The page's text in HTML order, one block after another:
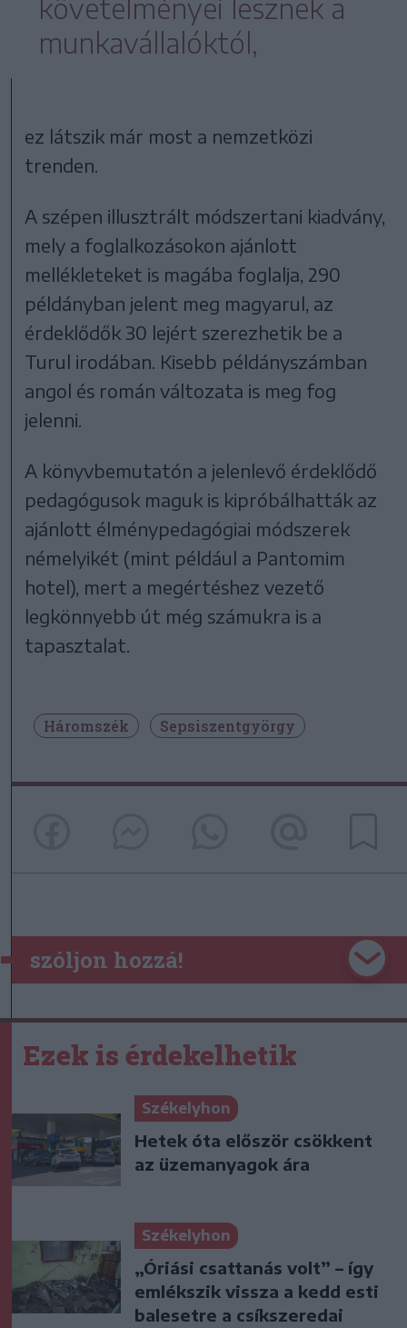
követelményei lesznek a
munkavállalóktól,
ez látszik már most a nemzetközi
trenden.
A szépen illusztrált módszertani kiadvány,
mely a foglalkozásokon ajánlott
mellékleteket is magába foglalja, 290
példányban jelent meg magyarul, az
érdeklődők 30 lejért szerezhetik be a
Turul irodában. Kisebb példányszámban
angol és román változata is meg fog
jelenni.
A könyvbemutatón a jelenlevő érdeklődő
pedagógusok maguk is kipróbálhatták az
ajánlott élménypedagógiai módszerek
némelyikét (mint például a Pantomim
hotel), mert a megértéshez vezető
legkönnyebb út még számukra is a
tapasztalat.
Háromszék Sepsiszentgyörgy
szóljon hozzá!
Ezek is érdekelhetik
Székelyhon
Hetek óta először csökkent
az üzemanyagok ára
Székelyhon
„Óriási csattanás volt” – így
emlékszik vissza a kedd esti
balesetre a csíkszeredai